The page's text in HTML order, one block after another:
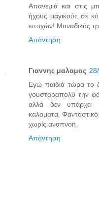
Απανεμιά και στις
ήχους μαγικούς σε
εποχών! Μοναδικός
Απάντηση
Γιαννης μαλαμας
Εγώ παιδιά τώρα το
γουσταραπολύ την
αλλά δεν υπάρχει
καλαματα.
χωρίς αναπνοή.
Απάντηση